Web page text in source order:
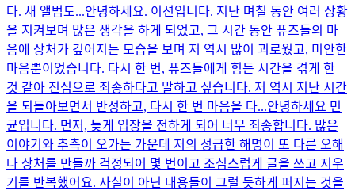
다. 새 앨범도...안녕하세요. 이션입니다. 지난 며칠 동안 여러 상황
을 지켜보며 많은 생각을 하게 되었고, 그 시간 동안 퓨즈들의 마
음에 상처가 깊어지는 모습을 보며 저 역시 많이 괴로웠고, 미안한
마음뿐이었습니다. 다시 한 번, 퓨즈들에게 힘든 시간을 겪게 한
것 같아 진심으로 죄송하다고 말하고 싶습니다. 저 역시 지난 시간
을 되돌아보면서 반성하고, 다시 한 번 마음을 다...안녕하세요 민
균입니다. 먼저, 늦게 입장을 전하게 되어 너무 죄송합니다. 많은
이야기와 추측이 오가는 가운데 저의 성급한 해명이 또 다른 오해
나 상처를 만들까 걱정되어 몇 번이고 조심스럽게 글을 쓰고 지우
기를 반복했어요. 사실이 아닌 내용들이 그럴 듯하게 퍼지는 것을